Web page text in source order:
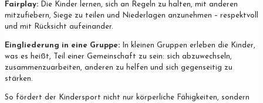
Fairplay: Die Kinder lernen, sich an Regeln zu halten, mit anderen
mitzufiebern, Siege zu teilen und Niederlagen anzunehmen – respektvoll
und mit Rücksicht aufeinander.
Eingliederung in eine Gruppe: In kleinen Gruppen erleben die Kinder,
was es heißt, Teil einer Gemeinschaft zu sein: sich abzuwechseln,
zusammenzuarbeiten, anderen zu helfen und sich gegenseitig zu
stärken.
So fördert der Kindersport nicht nur körperliche Fähigkeiten, sondern